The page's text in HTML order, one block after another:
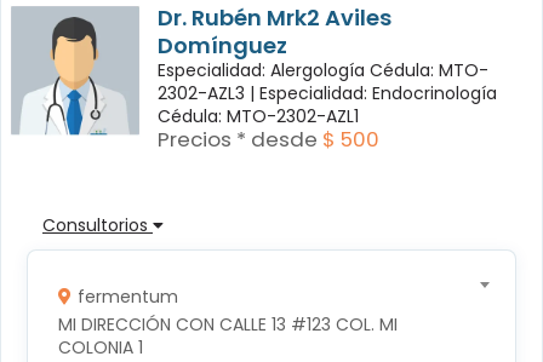
Dr. Rubén Mrk2 Aviles
Domínguez
Especialidad: Alergología Cédula: MTO-
2302-AZL3 | Especialidad: Endocrinología
Cédula: MTO-2302-AZL1
Precios * desde $ 500
Consultorios
fermentum
MI DIRECCIÓN CON CALLE 13 #123 COL. MI
COLONIA 1